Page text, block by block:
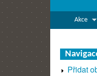
Main menu
Akce
Přidat